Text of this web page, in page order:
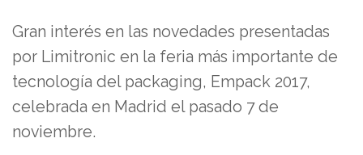
Gran interés en las novedades presentadas
por Limitronic en la feria más importante de
tecnología del packaging, Empack 2017,
celebrada en Madrid el pasado 7 de
noviembre.